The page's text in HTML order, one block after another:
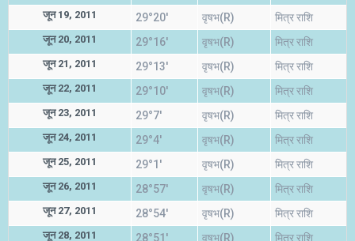
जून 19, 2011 29°20' वृषभ(R) मित्र राशि
जून 20, 2011 29°16' वृषभ(R) मित्र राशि
जून 21, 2011 29°13' वृषभ(R) मित्र राशि
जून 22, 2011 29°10' वृषभ(R) मित्र राशि
जून 23, 2011 29°7' वृषभ(R) मित्र राशि
जून 24, 2011 29°4' वृषभ(R) मित्र राशि
जून 25, 2011 29°1' वृषभ(R) मित्र राशि
जून 26, 2011 28°57' वृषभ(R) मित्र राशि
जून 27, 2011 28°54' वृषभ(R) मित्र राशि
जून 28, 2011 28°51' वृषभ(R) मित्र राशि